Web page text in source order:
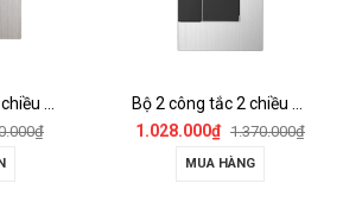
Bộ 1 công tắc 2 chiều có đèn báo (chuẩn BS) - WTFBP51552S-1-G/SP
Bộ 2 công tắc 2 chiều có đèn báo - WTEGP52562S-1-G
1.028.000₫ 1.370.000₫
MUA HÀNG